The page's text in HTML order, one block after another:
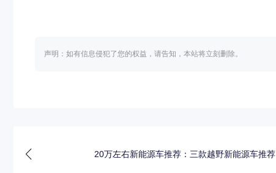
声明：如有信息侵犯了您的权益，请告知，本站将立刻删除。
20万左右新能源车推荐：三款越野新能源车推荐